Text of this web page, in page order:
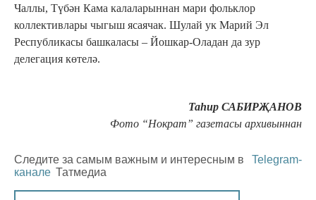
Чаллы, Түбән Кама калаларыннан мари фольклор
коллективлары чыгыш ясаячак. Шулай ук Марий Эл
Республикасы башкаласы – Йошкар-Оладан да зур
делегация көтелә.
Таһир САБИРҖАНОВ
Фото “Нократ” газетасы архивыннан
Следите за самым важным и интересным в
Telegram-
канале Татмедиа